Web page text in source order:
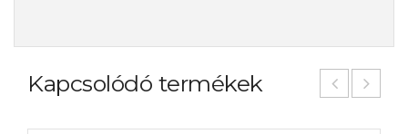
Kapcsolódó termékek